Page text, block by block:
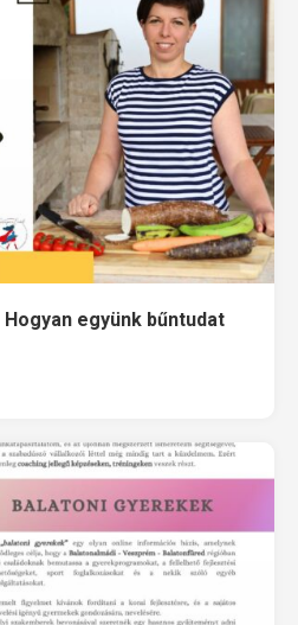
Hogyan együnk bűntudat